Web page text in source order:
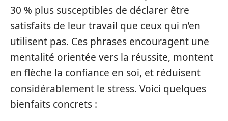
30 % plus susceptibles de déclarer être
satisfaits de leur travail que ceux qui n’en
utilisent pas. Ces phrases encouragent une
mentalité orientée vers la réussite, montent
en flèche la confiance en soi, et réduisent
considérablement le stress. Voici quelques
bienfaits concrets :